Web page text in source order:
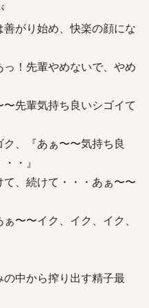
がり始め、快楽の顔にな
！先輩やめないで、やめ
先輩気持ち良いシゴイて
、『あぁ〜〜気持ち良
・』
、続けて・・・あぁ〜〜
〜〜イク、イク、イク、
中から搾り出す精子最